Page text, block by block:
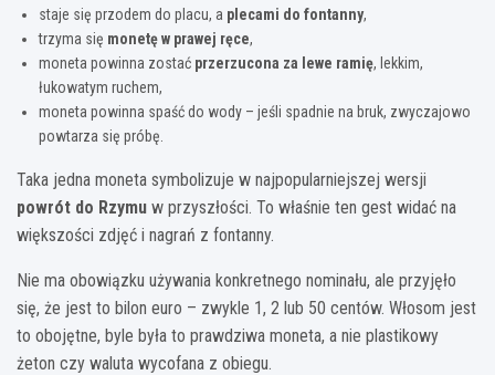
staje się przodem do placu, a plecami do fontanny,
trzyma się monetę w prawej ręce,
moneta powinna zostać przerzucona za lewe ramię, lekkim,
łukowatym ruchem,
moneta powinna spaść do wody – jeśli spadnie na bruk, zwyczajowo
powtarza się próbę.
Taka jedna moneta symbolizuje w najpopularniejszej wersji
powrót do Rzymu w przyszłości. To właśnie ten gest widać na
większości zdjęć i nagrań z fontanny.
Nie ma obowiązku używania konkretnego nominału, ale przyjęło
się, że jest to bilon euro – zwykle 1, 2 lub 50 centów. Włosom jest
to obojętne, byle była to prawdziwa moneta, a nie plastikowy
żeton czy waluta wycofana z obiegu.